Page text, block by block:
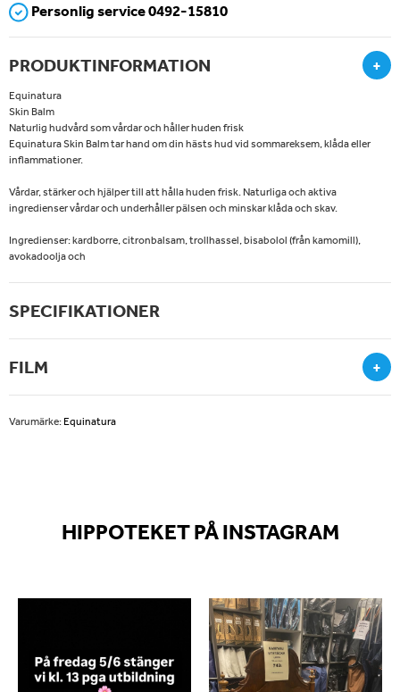
Personlig service 0492-15810
PRODUKTINFORMATION +
Equinatura
Skin Balm
Naturlig hudvård som vårdar och håller huden frisk
Equinatura Skin Balm tar hand om din hästs hud vid sommareksem, klåda eller
inflammationer.
Vårdar, stärker och hjälper till att hålla huden frisk. Naturliga och aktiva
ingredienser vårdar och underhåller pälsen och minskar klåda och skav.
Ingredienser: kardborre, citronbalsam, trollhassel, bisabolol (från kamomill),
avokadoolja och
SPECIFIKATIONER
FILM +
Varumärke:Equinatura
HIPPOTEKET PÅ INSTAGRAM